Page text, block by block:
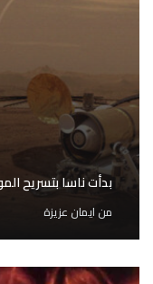
بدأت ناسا بتسريح
من ايمان عزيزة